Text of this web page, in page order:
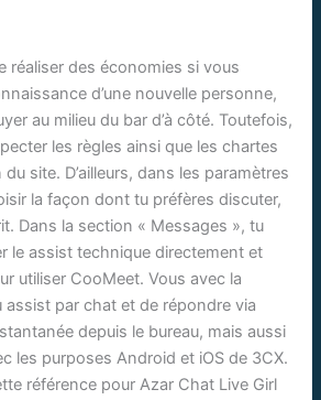
réaliser des économies si vous
d’une nouvelle personne,
au milieu du bar d’à côté. Toutefois,
les règles ainsi que les chartes
du site. D’ailleurs, dans les paramètres
la façon dont tu préfères discuter,
Dans la section « Messages », tu
le assist technique directement et
utiliser CooMeet. Vous avec la
assist par chat et de répondre via
depuis le bureau, mais aussi
les purposes Android et iOS de 3CX.
référence pour Azar Chat Live Girl